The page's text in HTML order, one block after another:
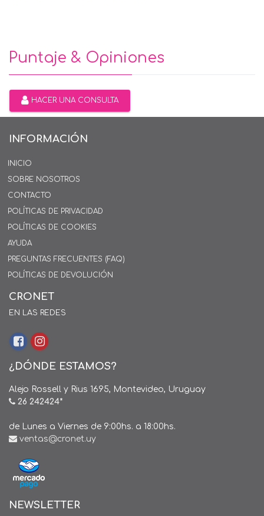
Puntaje & Opiniones
HACER UNA CONSULTA
INFORMACIÓN
INICIO
SOBRE NOSOTROS
CONTACTO
POLÍTICAS DE PRIVACIDAD
POLÍTICAS DE COOKIES
AYUDA
PREGUNTAS FRECUENTES (FAQ)
POLÍTICAS DE DEVOLUCIÓN
CRONET
EN LAS REDES
¿DÓNDE ESTAMOS?
Alejo Rossell y Rius 1695, Montevideo, Uruguay
26 242424*
de Lunes a Viernes de 9:00hs. a 18:00hs.
ventas@cronet.uy
NEWSLETTER